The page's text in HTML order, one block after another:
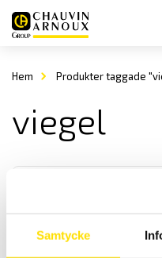
Samtycke
Hem Produkter taggade
viegel